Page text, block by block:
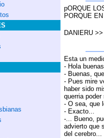
pORQUE
PORQUE
DANIERU >>
Esta un
- Hola buenas.
- Buenas,
- Pues mire
haber sido
querria poder
- O sea, que
- Exacto...
-... Bueno,
advierto que
del cerebro...